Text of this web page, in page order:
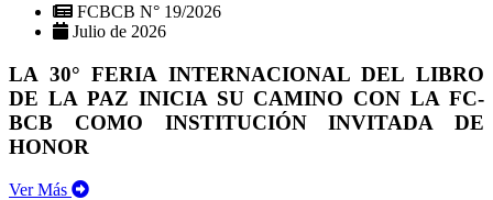
FCBCB N° 19/2026
Julio de 2026
LA 30° FERIA INTERNACIONAL DEL LIBRO
DE LA PAZ INICIA SU CAMINO CON LA FC-
BCB COMO INSTITUCIÓN INVITADA DE
HONOR
Ver Más